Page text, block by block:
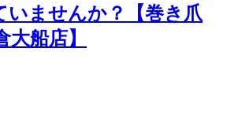
いませんか？【巻き爪
大船店】